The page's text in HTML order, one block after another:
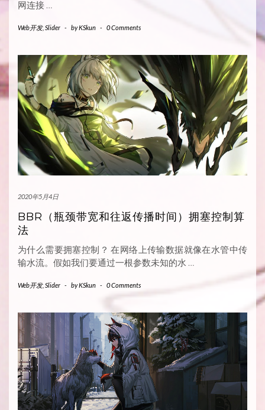
网连接 …
Web开发, Slider - byKSkun - 0 Comments
2020年5月4日
BBR（瓶颈带宽和往返传播时间）拥塞控制算
法
为什么需要拥塞控制？ 在网络上传输数据就像在水管中传
输水流。假如我们要通过一根参数未知的水 …
Web开发, Slider - byKSkun - 0 Comments